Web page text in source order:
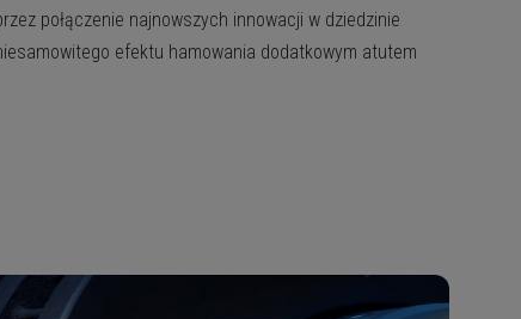
połączenie najnowszych innowacji w dziedzinie
efektu hamowania dodatkowym atutem